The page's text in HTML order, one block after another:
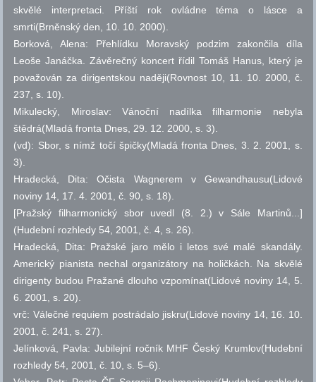
skvělé interpretaci. Příští rok ovládne téma o lásce a
smrti(Brněnský den, 10. 10. 2000).
Borková, Alena: Přehlídku Moravský podzim zakončila díla
Leoše Janáčka. Závěrečný koncert řídil Tomáš Hanus, který je
považován za dirigentskou naději(Rovnost 10, 11. 10. 2000, č.
237, s. 10).
Mikulecký, Miroslav: Vánoční nadílka filharmonie nebyla
štědrá(Mladá fronta Dnes, 29. 12. 2000, s. 3).
(vd): Sbor, s nímž točí špičky(Mladá fronta Dnes, 3. 2. 2001, s.
3).
Hradecká, Dita: Očista Wagnerem v Gewandhausu(Lidové
noviny 14, 17. 4. 2001,č. 90, s. 18).
[Pražský filharmonický sbor uvedl (8. 2.) v Sále Martinů...]
(Hudební rozhledy 54, 2001,č. 4, s. 26).
Hradecká, Dita: Pražské jaro mělo i letos své malé skandály.
Americký pianista nechal organizátory na holičkách. Na skvělé
dirigenty budou Pražané dlouho vzpomínat(Lidové noviny 14, 5.
6. 2001, s. 20).
vrč: Válečné requiem postrádalo jiskru(Lidové noviny 14, 16. 10.
2001,č. 241, s. 27).
Jelínková, Pavla: Jubilejní ročník MHF Český Krumlov(Hudební
rozhledy 54, 2001,č. 10, s. 5–6).